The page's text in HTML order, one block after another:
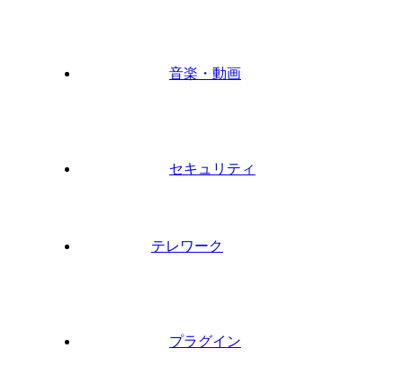
音楽・動画
セキュリティ
テレワーク
プラグイン